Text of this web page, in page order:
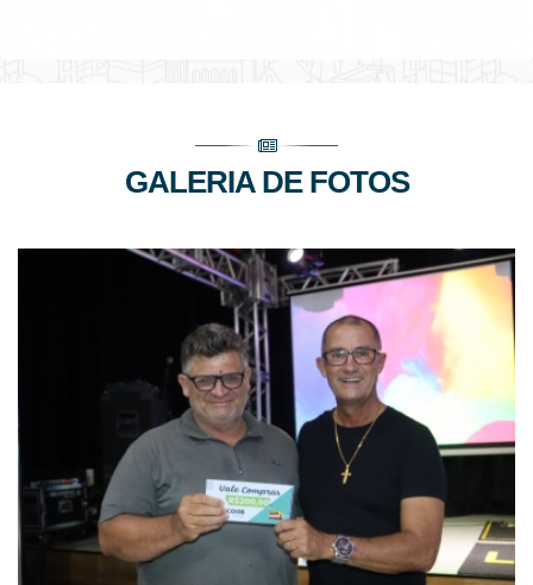
GALERIA DE FOTOS